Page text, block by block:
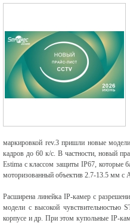
маркировкой rev.3 пришли новые
кадров до 60 к/с. В частности, новый
Estima с классом защиты IP67, которые
моторизованный объектив 2.7-13.5 мм
Расширена линейка IP-камер с
модели с высокой чувствительностью
корпусе и др. При этом купольные IP-